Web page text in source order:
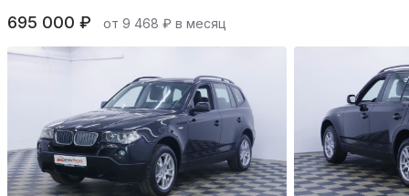
695 000 ₽ от 9 468 ₽ в месяц